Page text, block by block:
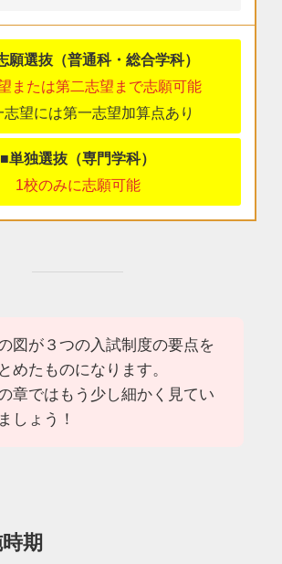
願選抜（普通科・総合学科）
または第二志望まで志願可能
望には第一志望加算点あり
■単独選抜（専門学科）
1校のみに志願可能
図が３つの入試制度の要点を
めたものになります。
章ではもう少し細かく見てい
しょう！
期